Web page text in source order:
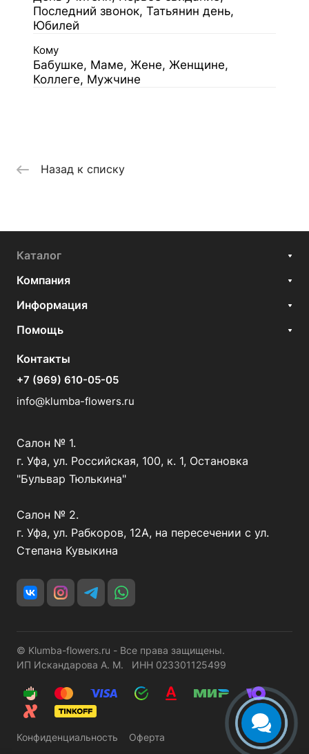
Последний звонок, Татьянин день,
Юбилей
Кому
Бабушке, Маме, Жене, Женщине,
Коллеге, Мужчине
Назад к списку
Каталог
Компания
Информация
Помощь
Контакты
+7 (969) 610-05-05
info@klumba-flowers.ru
Салон № 1.
г. Уфа, ул. Российская, 100, к. 1, Остановка
"Бульвар Тюлькина"
Салон № 2.
г. Уфа, ул. Рабкоров, 12А, на пересечении с ул.
Степана Кувыкина
© Klumba-flowers.ru - Все права защищены.
ИП Искандарова А. М. ИНН 023301125499
Конфиденциальность Оферта